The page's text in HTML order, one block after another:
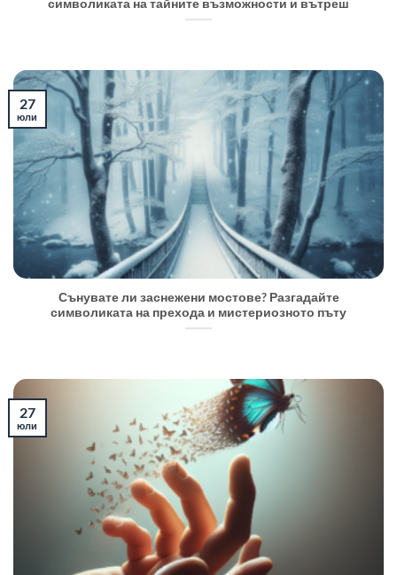
символиката на тайните възможности и вътреш
Сънувате ли заснежени мостове? Разгадайте
символиката на прехода и мистериозното пъту
27
юли
27
юли